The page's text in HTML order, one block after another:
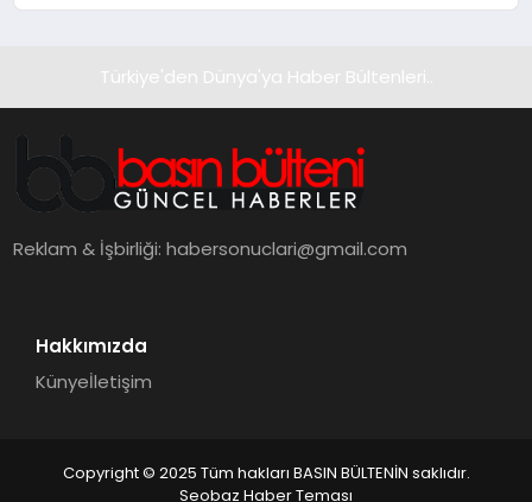
Türkiye'den Dünya'ya Haber Bültenleri..
Reklam & İşbirliği:habersonuclari@gmail.com
Hakkımızda
Künyeİletişim
Copyright © 2025 Tüm hakları BASIN BÜLTENİN saklıdır.
Seobaz Haber Teması